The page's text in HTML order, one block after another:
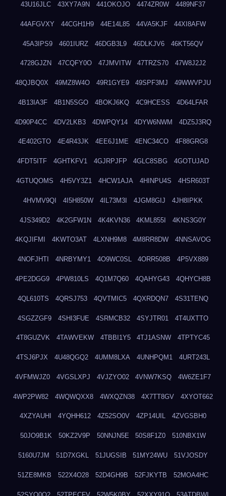
43U16JLC 43XY7A9N 441OKOJO 4474ZR0W 4489NF37
44AFGVXY 44CGH1H9 44E14L85 44VA5KJF 44XI8AFW
45A3IPS9 4601IURZ 46DGB3L9 46DLKJV6 46KT56QV
4728GJZN 47CQFY0O 47JMVITW 47TRZS70 47W8J2J2
48QJBQ0X 49MZ8W4O 49R1GYE9 49SPF3MJ 49WWVPJU
4B13IA3F 4B1N5SGO 4BOKJ6KQ 4C9HCESS 4D64LFAR
4D90P4CC 4DV2LKB3 4DWPQY14 4DYW6NWM 4DZ5J3RQ
4E402GTO 4E4R43JK 4EE6J1ME 4ENC34CO 4F88GRG8
4FDT5ITF 4GHTKFV1 4GJRPJFP 4GLC8SBG 4GOTUJAD
4GTUQOMS 4H5VY3Z1 4HCW1AJA 4HINPU4S 4HSR603T
4HVMV9QI 4I5H850W 4IL73M3I 4JGM8GIJ 4JH8IPKK
4JS349D2 4K2GFW1N 4K4KVN36 4KML855I 4KNS3G0Y
4KQJIFMI 4KWTO3AT 4LXNH9M8 4M8RR8DW 4NNSAVOG
4NOFJHTI 4NRBYMY1 4O9WC0SL 4ORR508B 4P5VX889
4PE2DGG9 4PW810LS 4Q1M7Q60 4QAHYG43 4QHYCH8B
4QL610TS 4QRSJ753 4QVTMIC5 4QXRDQN7 4S31TENQ
4SGZZGF9 4SHI3FUE 4SRMCB32 4SYJTR01 4T4UXTTO
4T8GUZVK 4TAWVEKW 4TBBI1Y5 4TJ1ASNW 4TPTYC45
4TSJ6PJX 4U48QGQ2 4UMM8LXA 4UNHPQM1 4URT243L
4VFMWJZ0 4VGSLXPJ 4VJZYO02 4VNW7KSQ 4W6ZE1F7
4WP2PW82 4WQWQXX8 4WXQZN38 4X7TT8GV 4XYOT662
4XZYAUHI 4YQHH612 4Z52SO0V 4ZP14UIL 4ZVGSBH0
50JO9B1K 50KZ2V9P 50NNJN5E 50S8F1Z0 510NBX1W
5160U7JM 51D7XGKL 51JUGSIB 51MY24WU 51VJOSDY
51ZE8MKB 522X4O28 52D4GH9B 52FJKYTB 52MOA4HC